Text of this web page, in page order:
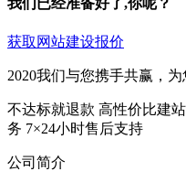
获取网站建设报价
2020我们与您携手共赢，
不达标就退款 高性价比建站
务 7×24小时售后支持
公司简介